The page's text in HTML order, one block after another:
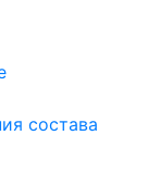
состава